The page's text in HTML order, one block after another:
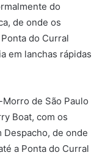
do
de onde os
do Curral
em lanchas rápidas
de São Paulo
Boat, com os
Despacho, de onde
a Ponta do Curral